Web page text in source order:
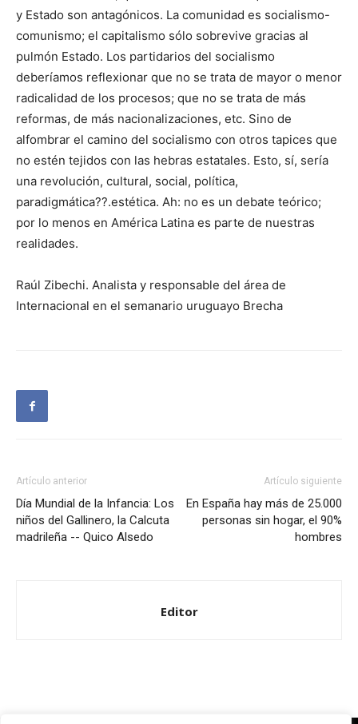
y Estado son antagónicos. La comunidad es socialismo-
comunismo; el capitalismo sólo sobrevive gracias al
pulmón Estado. Los partidarios del socialismo
deberíamos reflexionar que no se trata de mayor o menor
radicalidad de los procesos; que no se trata de más
reformas, de más nacionalizaciones, etc. Sino de
alfombrar el camino del socialismo con otros tapices que
no estén tejidos con las hebras estatales. Esto, sí, sería
una revolución, cultural, social, política,
paradigmática??.estética. Ah: no es un debate teórico;
por lo menos en América Latina es parte de nuestras
realidades.
Raúl Zibechi. Analista y responsable del área de
Internacional en el semanario uruguayo Brecha
Artículo anterior
Día Mundial de la Infancia: Los
niños del Gallinero, la Calcuta
madrileña -- Quico Alsedo
Artículo siguiente
En España hay más de 25.000
personas sin hogar, el 90%
hombres
Editor